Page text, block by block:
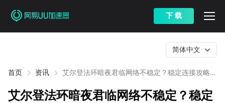
下 载
首页 资讯
艾尔登法环暗夜君临网络不稳定？稳定连接攻略来
简体中文
艾尔登法环暗夜君临网络不稳定？稳定